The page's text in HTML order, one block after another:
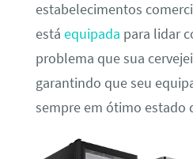
estabelecimentos
está equipada para lidar
problema que sua
garantindo que seu
sempre em ótimo estado